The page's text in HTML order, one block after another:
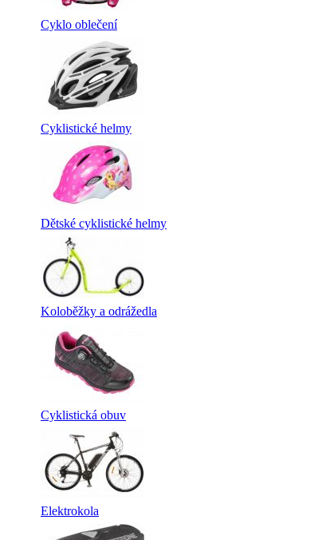
Cyklo oblečení
Cyklistické helmy
Dětské cyklistické helmy
Koloběžky a odrážedla
Cyklistická obuv
Elektrokola